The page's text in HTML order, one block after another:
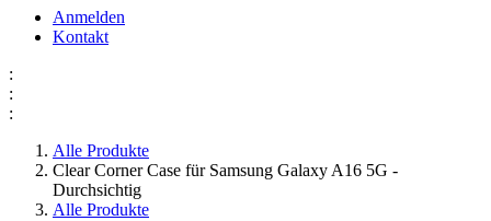
Anmelden
Kontakt
:
:
:
Alle Produkte
Clear Corner Case für Samsung Galaxy A16 5G -
Durchsichtig
Alle Produkte